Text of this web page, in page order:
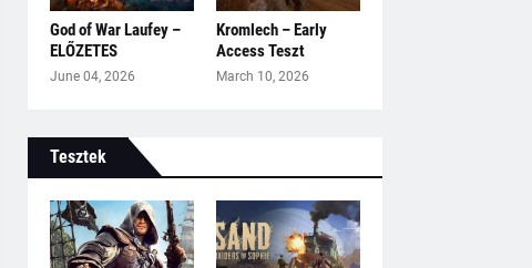
God of War Laufey –
ELŐZETES
June 04, 2026
Kromlech – Early
Access Teszt
March 10, 2026
Tesztek